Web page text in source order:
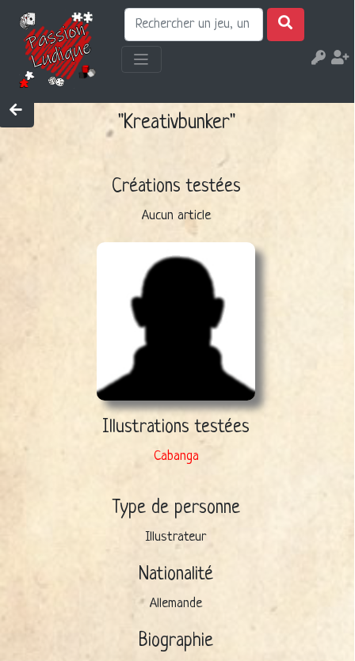
"Kreativbunker"
Créations testées
Aucun article
Illustrations testées
Cabanga
Type de personne
Illustrateur
Nationalité
Allemande
Biographie